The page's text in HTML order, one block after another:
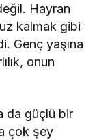
Hayran
kalmak gibi
Genç yaşına
onun
da güçlü bir
çok şey